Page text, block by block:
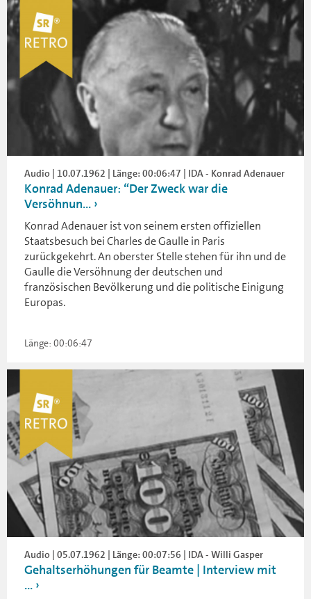
Audio | 10.07.1962 | Länge: 00:06:47 | IDA - Konrad Adenauer
Konrad Adenauer: “Der Zweck war die
Versöhnun...
Konrad Adenauer ist von seinem ersten offiziellen
Staatsbesuch bei Charles de Gaulle in Paris
zurückgekehrt. An oberster Stelle stehen für ihn und de
Gaulle die Versöhnung der deutschen und
französischen Bevölkerung und die politische Einigung
Europas.
Länge: 00:06:47
Audio | 05.07.1962 | Länge: 00:07:56 | IDA - Willi Gasper
Gehaltserhöhungen für Beamte | Interview mit
...